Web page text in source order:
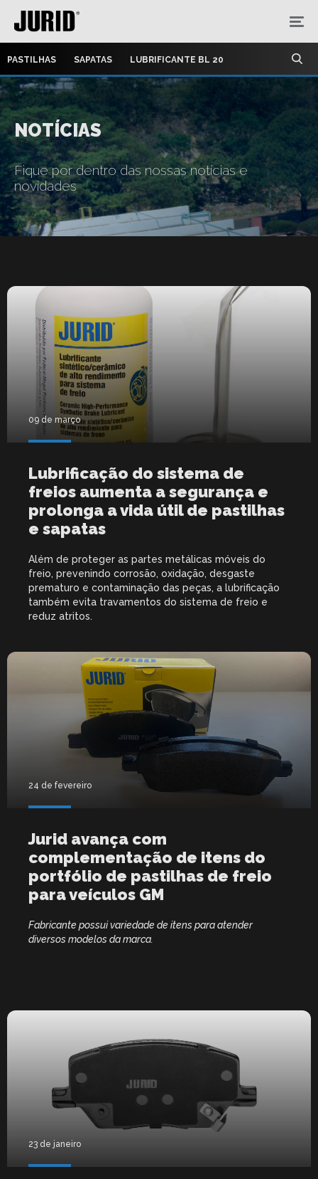
PASTILHAS SAPATAS LUBRIFICANTE BL 20
NOTÍCIAS
Fique por dentro das nossas notícias e
novidades
09 de março
Lubrificação do sistema de
freios aumenta a segurança e
prolonga a vida útil de pastilhas
e sapatas
Além de proteger as partes metálicas móveis do
freio, prevenindo corrosão, oxidação, desgaste
prematuro e contaminação das peças, a lubrificação
também evita travamentos do sistema de freio e
reduz atritos.
24 de fevereiro
Jurid avança com
complementação de itens do
portfólio de pastilhas de freio
para veículos GM
Fabricante possui variedade de itens para atender
diversos modelos da marca.
23 de janeiro